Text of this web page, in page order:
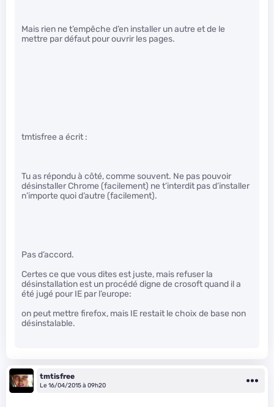
Mais rien ne t’empêche d’en installer un autre et de le
mettre par défaut pour ouvrir les pages.
tmtisfree a écrit :
Tu as répondu à côté, comme souvent. Ne pas pouvoir
désinstaller Chrome (facilement) ne t’interdit pas d’installer
n’importe quoi d’autre (facilement).
Pas d’accord.
Certes ce que vous dites est juste, mais refuser la
désinstallation est un procédé digne de crosoft quand il a
été jugé pour IE par l’europe:
on peut mettre firefox, mais IE restait le choix de base non
désinstalable.
tmtisfree
Le 16/04/2015 à 09h20